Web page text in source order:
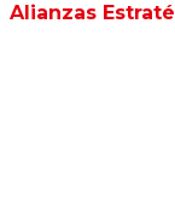
Alianzas